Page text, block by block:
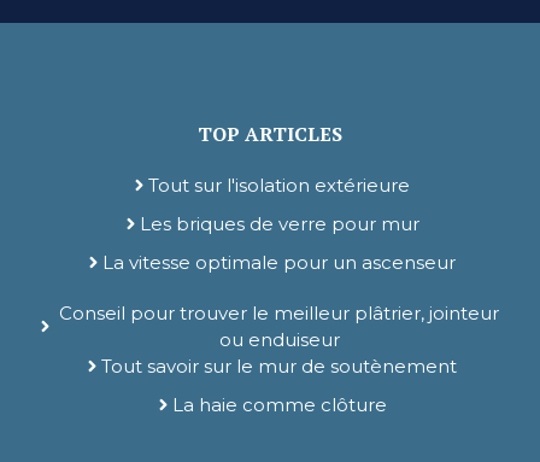
TOP ARTICLES
Tout sur l'isolation extérieure
Les briques de verre pour mur
La vitesse optimale pour un ascenseur
Conseil pour trouver le meilleur plâtrier, jointeur
ou enduiseur
Tout savoir sur le mur de soutènement
La haie comme clôture